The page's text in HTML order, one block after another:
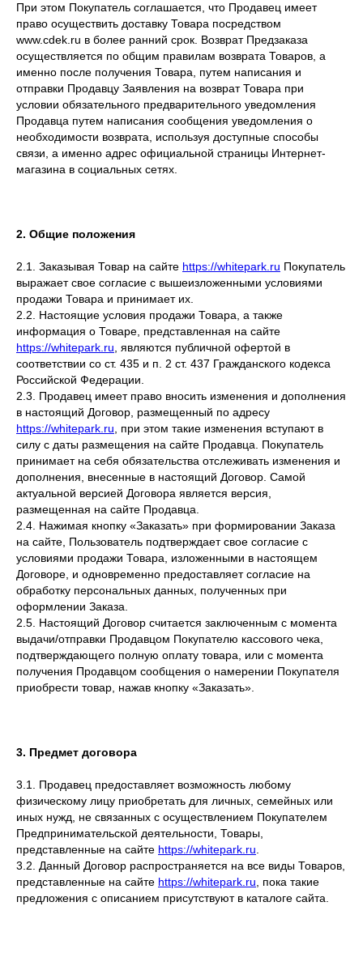
При этом Покупатель соглашается, что Продавец имеет
право осуществить доставку Товара посредством
www.cdek.ru в более ранний срок. Возврат Предзаказа
осуществляется по общим правилам возврата Товаров, а
именно после получения Товара, путем написания и
отправки Продавцу Заявления на возврат Товара при
условии обязательного предварительного уведомления
Продавца путем написания сообщения уведомления о
необходимости возврата, используя доступные способы
связи, а именно адрес официальной страницы Интернет-
магазина в социальных сетях.
2. Общие положения
2.1. Заказывая Товар на сайте https://whitepark.ru Покупатель
выражает свое согласие с вышеизложенными условиями
продажи Товара и принимает их.
2.2. Настоящие условия продажи Товара, а также
информация о Товаре, представленная на сайте
https://whitepark.ru , являются публичной офертой в
соответствии со ст. 435 и п. 2 ст. 437 Гражданского кодекса
Российской Федерации.
2.3. Продавец имеет право вносить изменения и дополнения
в настоящий Договор, размещенный по адресу
https://whitepark.ru , при этом такие изменения вступают в
силу с даты размещения на сайте Продавца. Покупатель
принимает на себя обязательства отслеживать изменения и
дополнения, внесенные в настоящий Договор. Самой
актуальной версией Договора является версия,
размещенная на сайте Продавца.
2.4. Нажимая кнопку «Заказать» при формировании Заказа
на сайте, Пользователь подтверждает свое согласие с
условиями продажи Товара, изложенными в настоящем
Договоре, и одновременно предоставляет согласие на
обработку персональных данных, полученных при
оформлении Заказа.
2.5. Настоящий Договор считается заключенным с момента
выдачи/отправки Продавцом Покупателю кассового чека,
подтверждающего полную оплату товара, или с момента
получения Продавцом сообщения о намерении Покупателя
приобрести товар, нажав кнопку «Заказать».
3. Предмет договора
3.1. Продавец предоставляет возможность любому
физическому лицу приобретать для личных, семейных или
иных нужд, не связанных с осуществлением Покупателем
Предпринимательской деятельности, Товары,
представленные на сайте https://whitepark.ru
3.2. Данный Договор распространяется на все виды Товаров,
представленные на сайте https://whitepark.ru , пока такие
предложения с описанием присутствуют в каталоге сайта.